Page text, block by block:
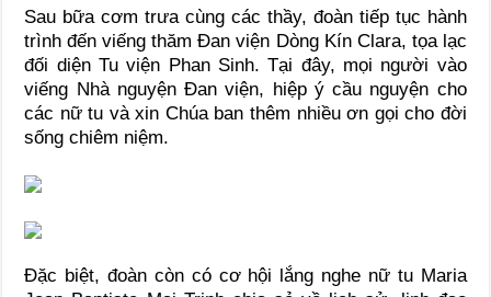
Sau bữa cơm trưa cùng các thầy, đoàn tiếp tục hành
trình đến viếng thăm Đan viện Dòng Kín Clara, tọa lạc
đối diện Tu viện Phan Sinh. Tại đây, mọi người vào
viếng Nhà nguyện Đan viện, hiệp ý cầu nguyện cho
các nữ tu và xin Chúa ban thêm nhiều ơn gọi cho đời
sống chiêm niệm.
Đặc biệt, đoàn còn có cơ hội lắng nghe nữ tu Maria